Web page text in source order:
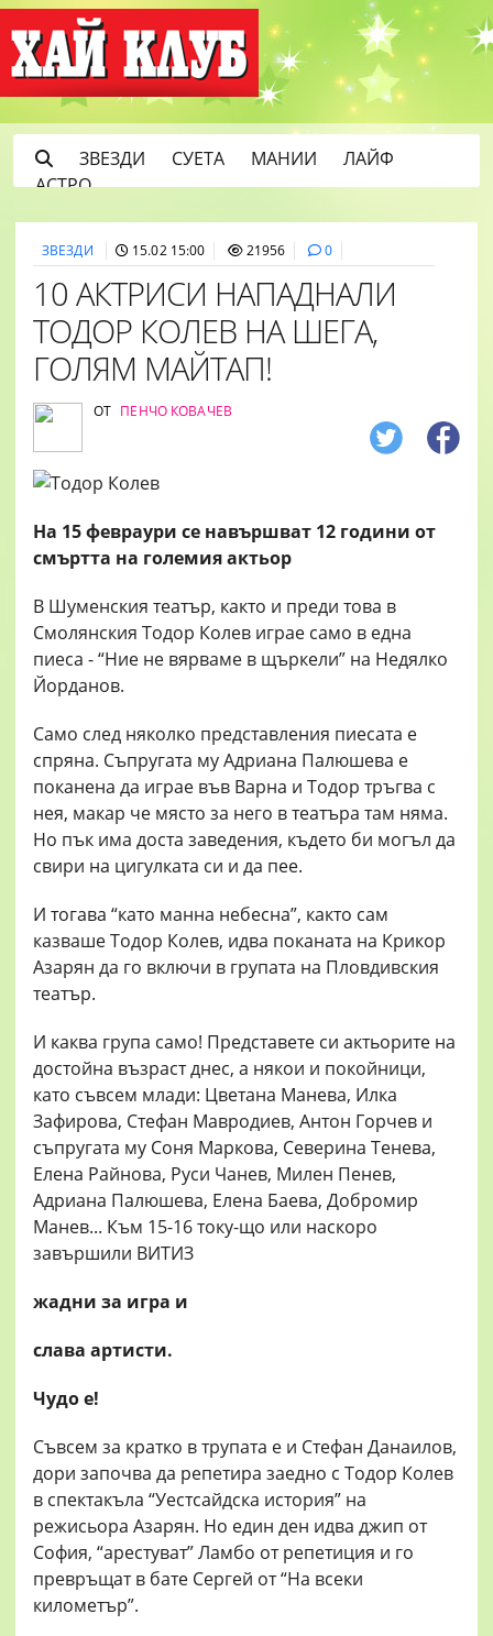
ЗВЕЗДИ СУЕТА МАНИИ
ЛАЙФ
АСТРО
ЗВЕЗДИ 15.02 15:00 21956 0
10 АКТРИСИ НАПАДНАЛИ
ТОДОР КОЛЕВ НА ШЕГА,
ГОЛЯМ МАЙТАП!
ОТ ПЕНЧО КОВАЧЕВ
На 15 февраури се навършват 12 години от
смъртта на големия актьор
В Шуменския театър, както и преди това в
Смолянския Тодор Колев играе само в една
пиеса - “Ние не вярваме в щъркели” на Недялко
Йорданов.
Само след няколко представления пиесата е
спряна. Съпругата му Адриана Палюшева е
поканена да играе във Варна и Тодор тръгва с
нея, макар че място за него в театъра там няма.
Но пък има доста заведения, където би могъл да
свири на цигулката си и да пее.
И тогава “като манна небесна”, както сам
казваше Тодор Колев, идва поканата на Крикор
Азарян да го включи в групата на Пловдивския
театър.
И каква група само! Представете си актьорите на
достойна възраст днес, а някои и покойници,
като съвсем млади: Цветана Манева, Илка
Зафирова, Стефан Мавродиев, Антон Горчев и
съпругата му Соня Маркова, Северина Тенева,
Елена Райнова, Руси Чанев, Милен Пенев,
Адриана Палюшева, Елена Баева, Добромир
Манев... Към 15-16 току-що или наскоро
завършили ВИТИЗ
жадни за игра и
слава артисти.
Чудо е!
Съвсем за кратко в трупата е и Стефан Данаилов,
дори започва да репетира заедно с Тодор Колев
в спектакъла “Уестсайдска история” на
режисьора Азарян. Но един ден идва джип от
София, “арестуват” Ламбо от репетиция и го
превръщат в бате Сергей от “На всеки
километър”.